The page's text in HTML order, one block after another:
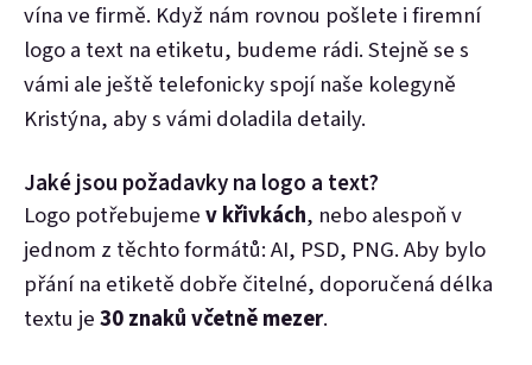
vína ve firmě. Když nám rovnou pošlete i firemní
logo a text na etiketu, budeme rádi. Stejně se s
vámi ale ještě telefonicky spojí naše kolegyně
Kristýna, aby s vámi doladila detaily.
Jaké jsou požadavky na logo a text?
Logo potřebujemev křivkách, nebo alespoň v
jednom z těchto formátů: AI, PSD, PNG. Aby bylo
přání na etiketě dobře čitelné, doporučená délka
textu je30 znaků včetně mezer.